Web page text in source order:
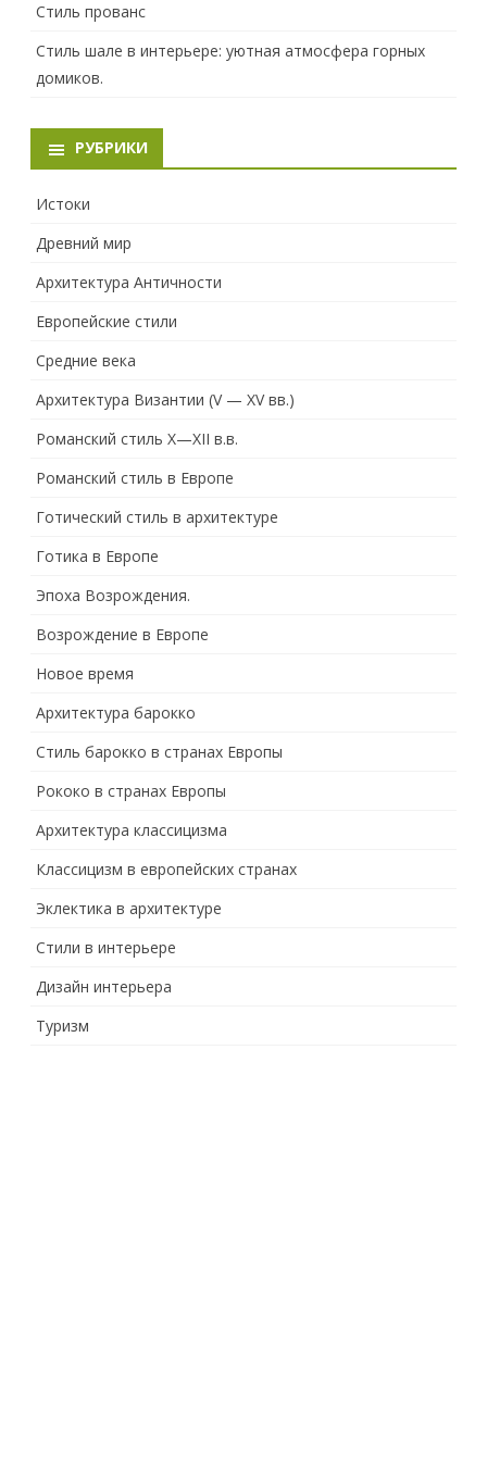
Стиль прованс
Стиль шале в интерьере: уютная атмосфера горных
домиков.
РУБРИКИ
Истоки
Древний мир
Архитектура Античности
Европейские стили
Средние века
Архитектура Византии (V — XV вв.)
Романский стиль X—XII в.в.
Романский стиль в Европе
Готический стиль в архитектуре
Готика в Европе
Эпоха Возрождения.
Возрождение в Европе
Новое время
Архитектура барокко
Стиль барокко в странах Европы
Рококо в странах Европы
Архитектура классицизма
Классицизм в европейских странах
Эклектика в архитектуре
Стили в интерьере
Дизайн интерьера
Туризм